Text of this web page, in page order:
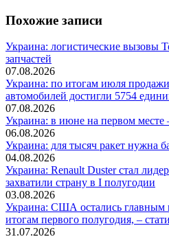
Похожие записи
Украина: логистические вызовы
запчастей
07.08.2026
Украина: по итогам июля
автомобилей достигли 5754
07.08.2026
Украина: в июне на первом месте
06.08.2026
Украина: для тысяч ракет нужна
04.08.2026
Украина: Renault Duster стал
захватили страну в I полугодии
03.08.2026
Украина: США остались главным
итогам первого полугодия, –
31.07.2026